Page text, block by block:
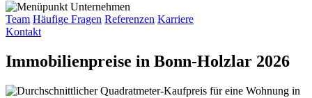
Team Häufige Fragen Referenzen Karriere
Kontakt
Immobilienpreise in Bonn-Holzlar 2026